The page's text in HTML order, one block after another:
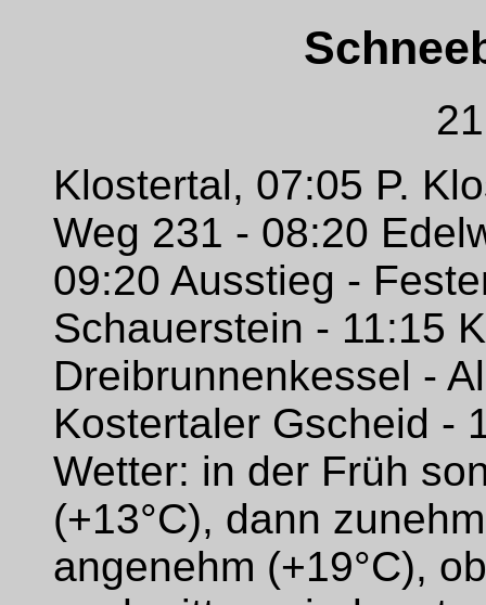
Klostertal, 07:05 P.
Weg 231 - 08:20
09:20 Ausstieg -
Schauerstein - 11:15
Dreibrunnenkessel -
Kostertaler Gscheid -
Wetter: in der Früh
(+13°C), dann
angenehm (+19°C),